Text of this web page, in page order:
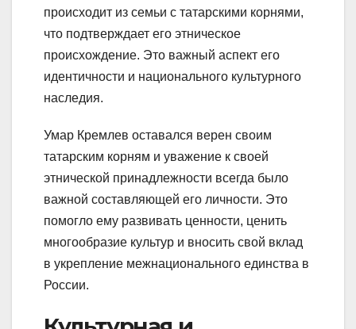
происходит из семьи с татарскими корнями,
что подтверждает его этническое
происхождение. Это важный аспект его
идентичности и национального культурного
наследия.
Умар Кремлев оставался верен своим
татарским корням и уважение к своей
этнической принадлежности всегда было
важной составляющей его личности. Это
помогло ему развивать ценности, ценить
многообразие культур и вносить свой вклад
в укрепление межнационального единства в
России.